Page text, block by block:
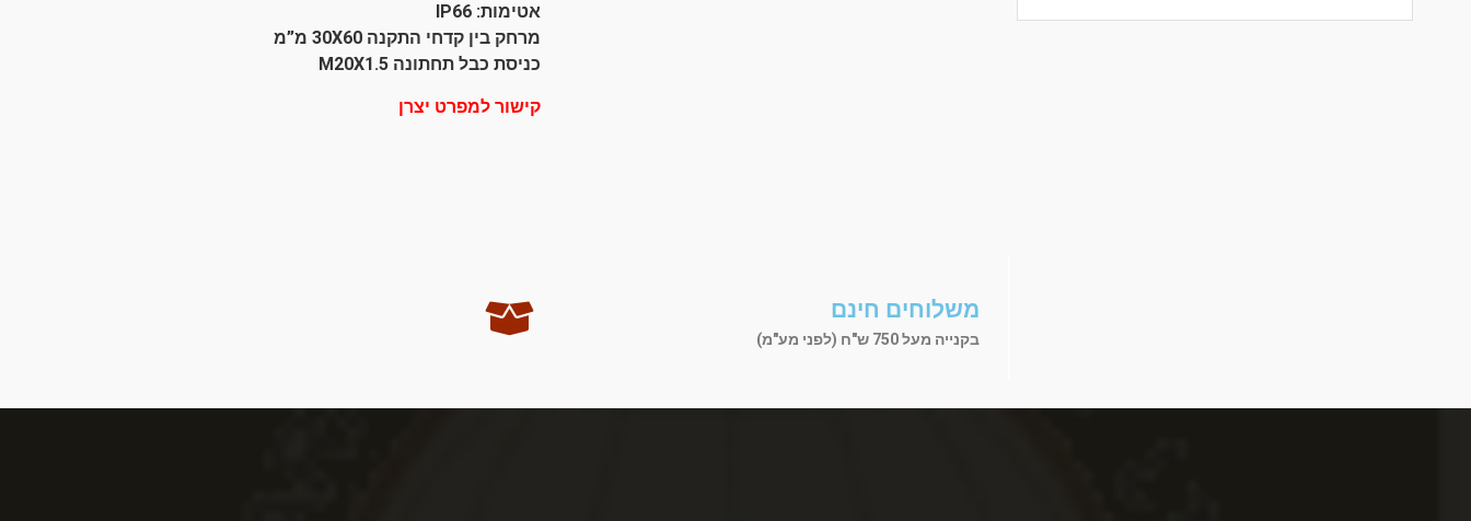
אטימות: IP66
מרחק בין קדחי התקנה 30X60 מ”מ
כניסת כבל תחתונה M20X1.5
קישור למפרט יצרן
משלוחים חינם
בקנייה מעל 750 ש"ח (לפני מע"מ)